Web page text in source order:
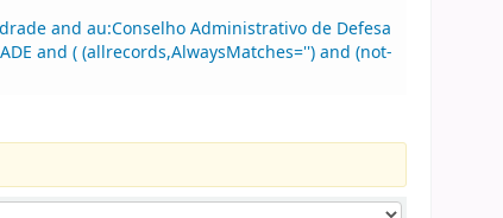
and au:Conselho Administrativo de Defesa
and ( (allrecords,AlwaysMatches='') and (not-